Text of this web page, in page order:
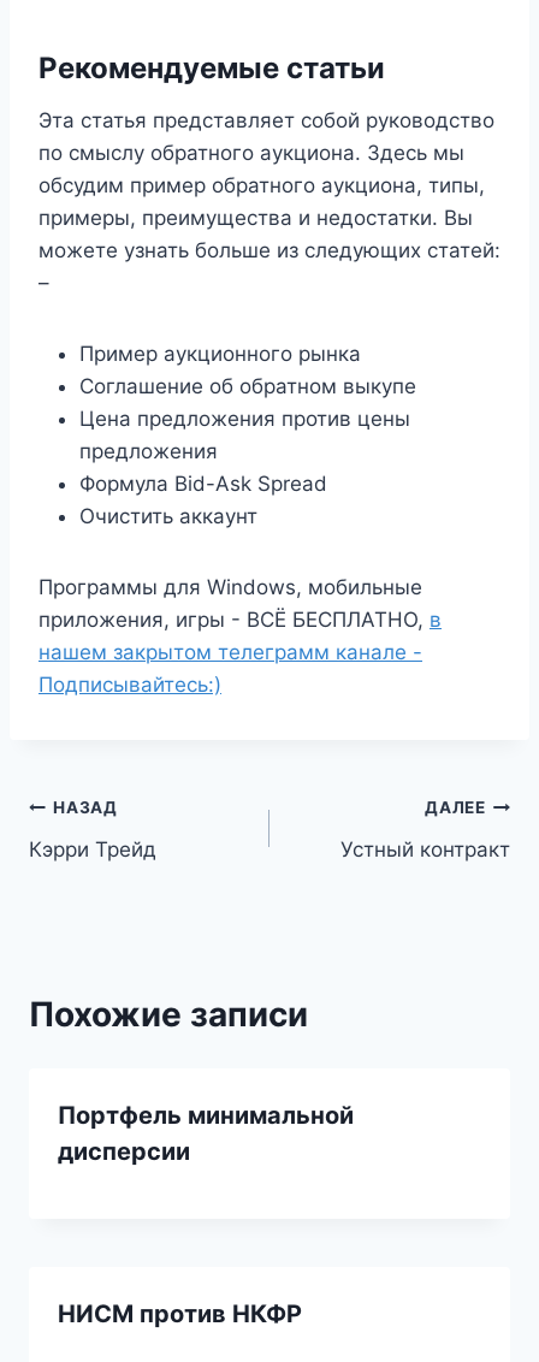
Рекомендуемые статьи
Эта статья представляет собой руководство
по смыслу обратного аукциона. Здесь мы
обсудим пример обратного аукциона, типы,
примеры, преимущества и недостатки. Вы
можете узнать больше из следующих статей:
–
Пример аукционного рынка
Соглашение об обратном выкупе
Цена предложения против цены
предложения
Формула Bid-Ask Spread
Очистить аккаунт
Программы для Windows, мобильные
приложения, игры - ВСЁ БЕСПЛАТНО, в
нашем закрытом телеграмм канале -
Подписывайтесь:)
Навигация
по
НАЗАД
Кэрри Трейд
ДАЛЕЕ
Устный контракт
Похожие записи
Портфель минимальной
дисперсии
НИСМ против НКФР